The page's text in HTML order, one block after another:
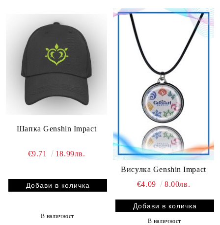
Шапка Genshin Impact
€9.71 18.99лв.
В наличност
Висулка Genshin Impact
€4.09
8.00лв.
В наличност